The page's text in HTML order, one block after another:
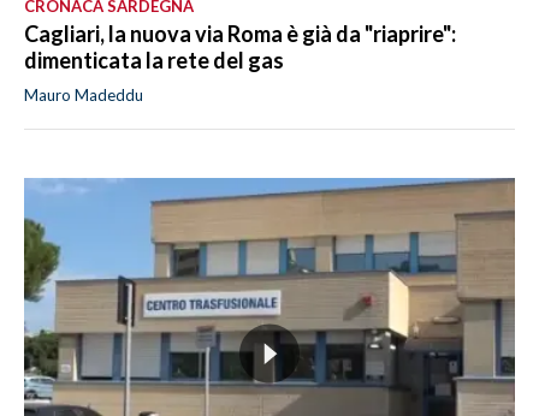
CRONACA SARDEGNA
Cagliari, la nuova via Roma è già da "riaprire":
dimenticata la rete del gas
Mauro Madeddu